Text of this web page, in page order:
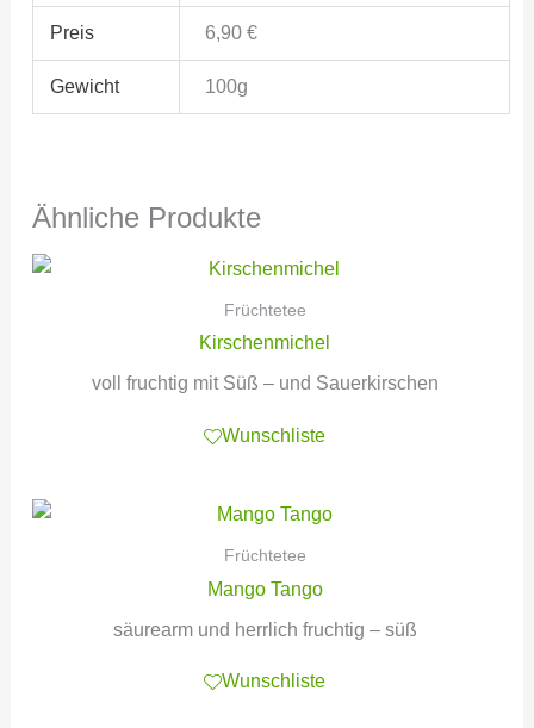
Preis 6,90 €
Gewicht 100g
Ähnliche Produkte
Früchtetee
Kirschenmichel
voll fruchtig mit Süß – und Sauerkirschen
Wunschliste
Früchtetee
Mango Tango
säurearm und herrlich fruchtig – süß
Wunschliste